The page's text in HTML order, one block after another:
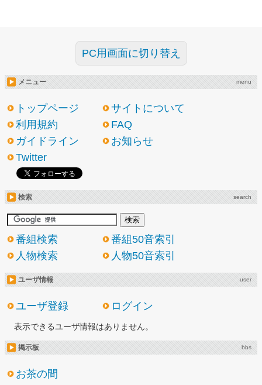
PC用画面に切り替え
メニュー menu
トップページ
サイトについて
利用規約
FAQ
ガイドライン
お知らせ
Twitter
検索 search
番組検索
番組50音索引
人物検索
人物50音索引
ユーザ情報 user
ユーザ登録 ログイン
表示できるユーザ情報はありません。
掲示板 bbs
お茶の間